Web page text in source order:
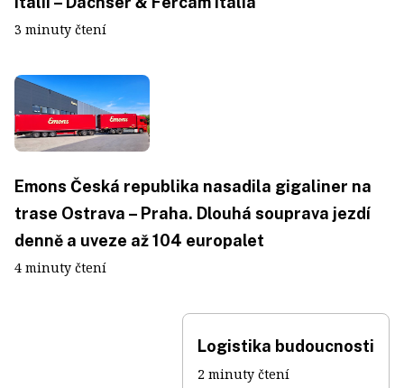
3 minuty čtení
Emons Česká republika nasadila gigaliner na
trase Ostrava – Praha. Dlouhá souprava jezdí
denně a uveze až 104 europalet
4 minuty čtení
Logistika budoucnosti
2 minuty čtení